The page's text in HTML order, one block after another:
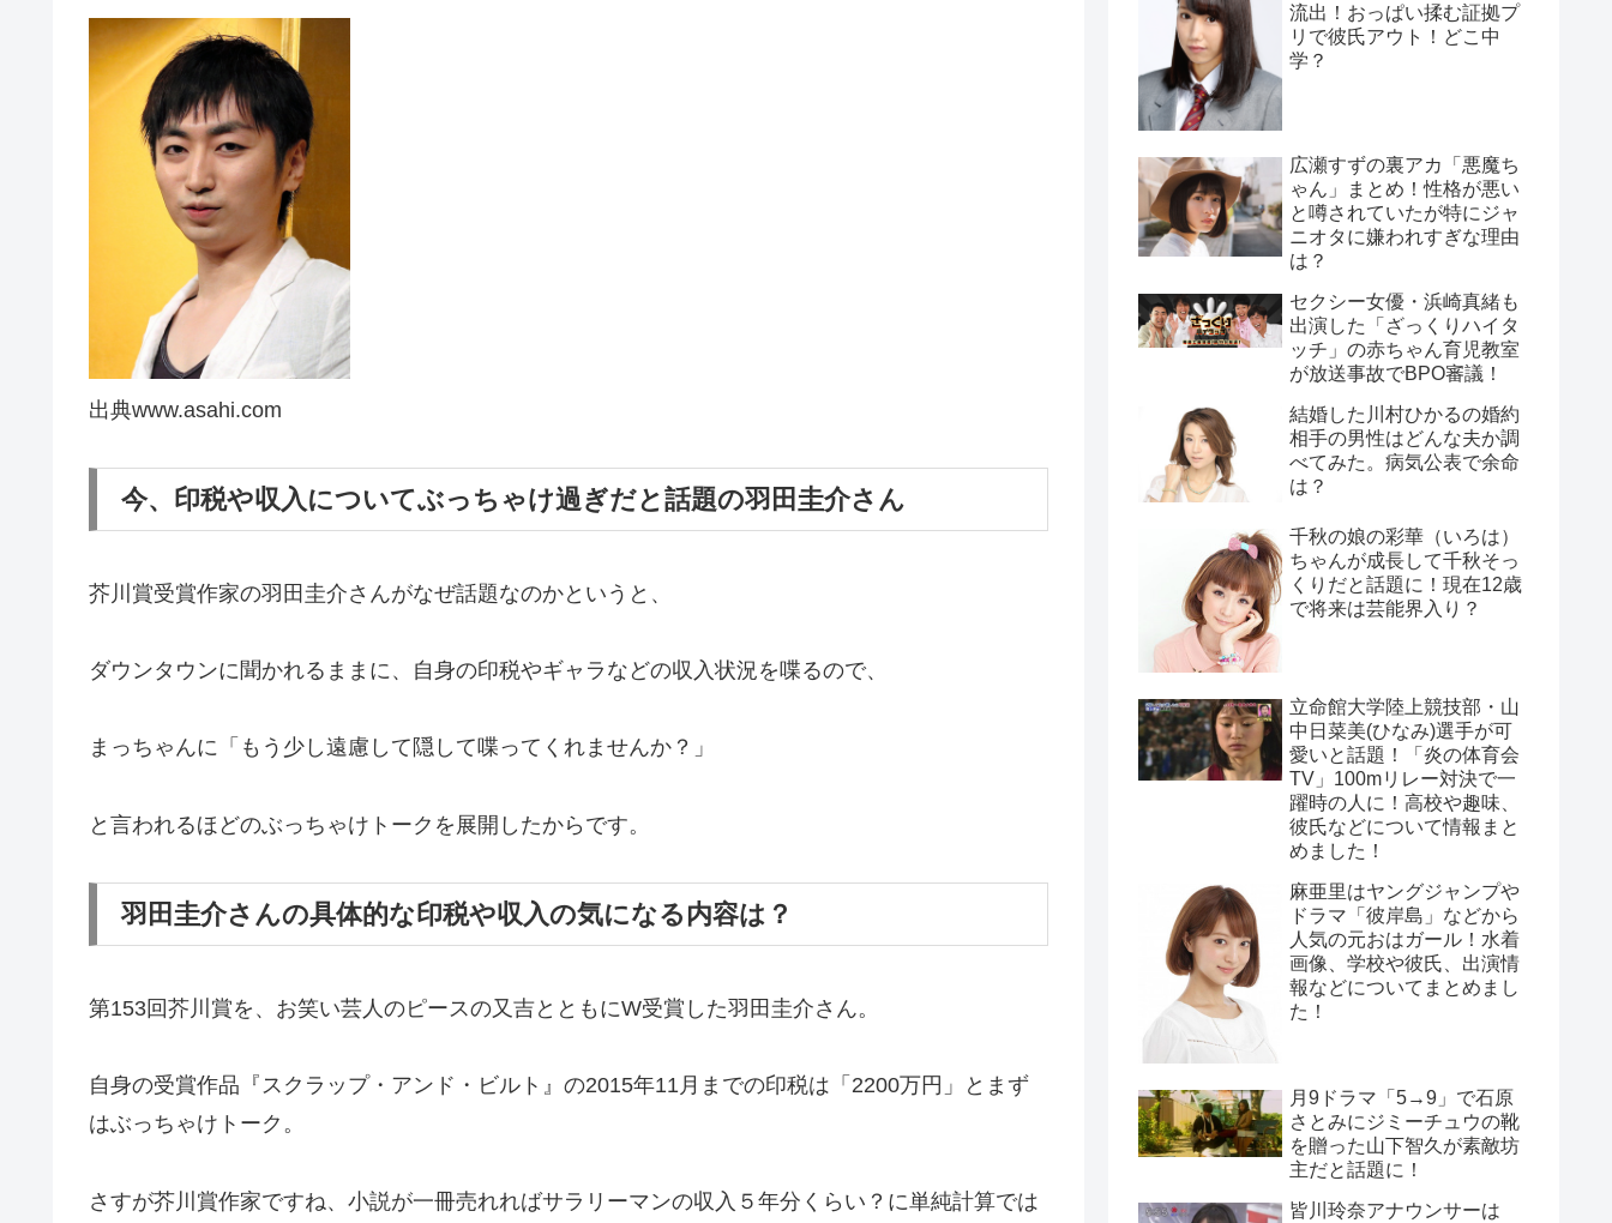
出典www.asahi.com
今、印税や収入についてぶっちゃけ過ぎだと話題の羽田圭介さん
芥川賞受賞作家の羽田圭介さんがなぜ話題なのかというと、
ダウンタウンに聞かれるままに、自身の印税やギャラなどの収入状況を喋るので、
まっちゃんに「もう少し遠慮して隠して喋ってくれませんか？」
と言われるほどのぶっちゃけトークを展開したからです。
羽田圭介さんの具体的な印税や収入の気になる内容は？
第153回芥川賞を、お笑い芸人のピースの又吉とともにW受賞した羽田圭介さん。
自身の受賞作品『スクラップ・アンド・ビルト』の2015年11月までの印税は「2200万円」とまず
はぶっちゃけトーク。
さすが芥川賞作家ですね、小説が一冊売れればサラリーマンの収入５年分くらい？に単純計算では
流出！おっぱい揉む証拠プ
リで彼氏アウト！どこ中
学？
広瀬すずの裏アカ「悪魔ち
ゃん」まとめ！性格が悪い
と噂されていたが特にジャ
ニオタに嫌われすぎな理由
は？
セクシー女優・浜崎真緒も
出演した「ざっくりハイタ
ッチ」の赤ちゃん育児教室
が放送事故でBPO審議！
結婚した川村ひかるの婚約
相手の男性はどんな夫か調
べてみた。病気公表で余命
は？
千秋の娘の彩華（いろは）
ちゃんが成長して千秋そっ
くりだと話題に！現在12歳
で将来は芸能界入り？
立命館大学陸上競技部・山
中日菜美(ひなみ)選手が可
愛いと話題！「炎の体育会
TV」100mリレー対決で一
躍時の人に！高校や趣味、
彼氏などについて情報まと
めました！
麻亜里はヤングジャンプや
ドラマ「彼岸島」などから
人気の元おはガール！水着
画像、学校や彼氏、出演情
報などについてまとめまし
た！
月9ドラマ「5→9」で石原
さとみにジミーチュウの靴
を贈った山下智久が素敵坊
主だと話題に！
皆川玲奈アナウンサーは